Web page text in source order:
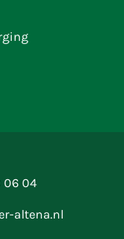
06 04
altena.nl